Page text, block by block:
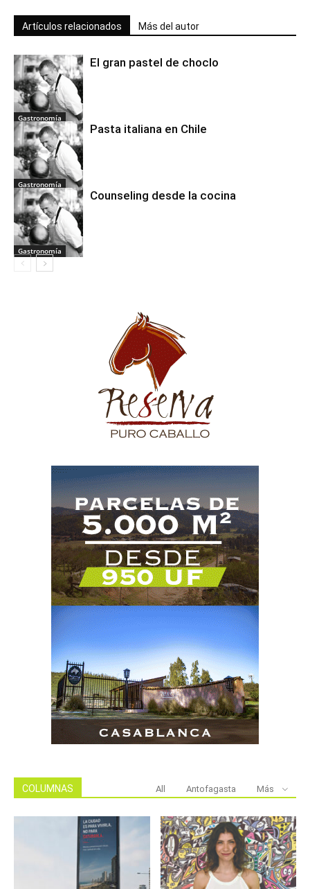
Artículos relacionados Más del autor
Gastronomía
El gran pastel de choclo
Gastronomía
Pasta italiana en Chile
Gastronomía
Counseling desde la cocina
COLUMNAS All Antofagasta Más